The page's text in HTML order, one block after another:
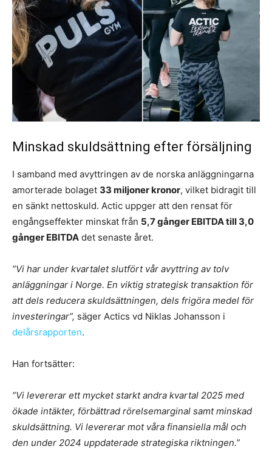
Minskad skuldsättning efter försäljning
I samband med avyttringen av de norska anläggningarna
amorterade bolaget 33 miljoner kronor, vilket bidragit till
en sänkt nettoskuld. Actic uppger att den rensat för
engångseffekter minskat från 5,7 gånger EBITDA till 3,0
gånger EBITDA det senaste året.
”Vi har under kvartalet slutfört vår avyttring av tolv
anläggningar i Norge. En viktig strategisk transaktion för
att dels reducera skuldsättningen, dels frigöra medel för
investeringar”, säger Actics vd Niklas Johansson i
delårsrapporten.
Han fortsätter:
”Vi levererar ett mycket starkt andra kvartal 2025 med
ökade intäkter, förbättrad rörelsemarginal samt minskad
skuldsättning. Vi levererar mot våra finansiella mål och
den under 2024 uppdaterade strategiska riktningen.”